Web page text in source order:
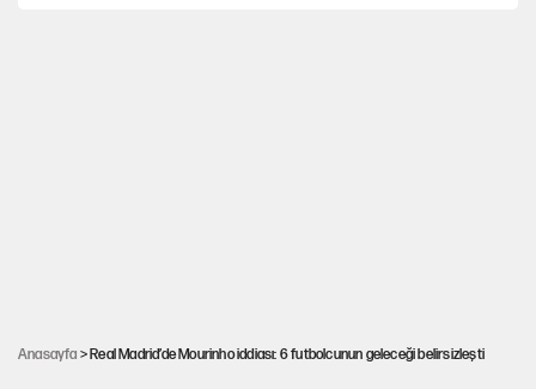
Anasayfa > Real Madrid’de Mourinho iddiası: 6 futbolcunun geleceği belirsizleşti